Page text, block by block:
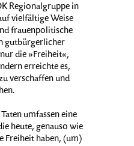
Regionalgruppe in
vielfältige Weise
frauenpolitische
gutbürgerlicher
die »Freiheit«,
erreichte es,
verschaffen und
umfassen eine
heute, genauso wie
Freiheit haben, (um)